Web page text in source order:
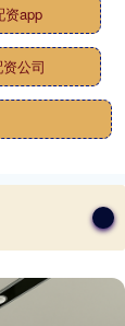
资app
公司